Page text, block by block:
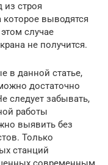
из строя
выводятся
случае
не получится.
в данной статье,
достаточно
следует забывать,
работы
выявить без
Только
станций